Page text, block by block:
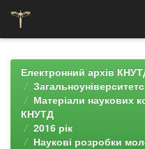
navigationЕлектронний архів
Матеріали наукових
КНУТД
2016 рік
Наукові розробки